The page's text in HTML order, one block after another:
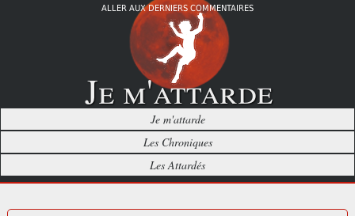
ALLER AUX DERNIERS COMMENTAIRES
Je m'attarde
Je m'attarde
Les Chroniques
Les Attardés